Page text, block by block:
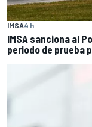
IMSA4 h
IMSA sanciona al
periodo de prueba